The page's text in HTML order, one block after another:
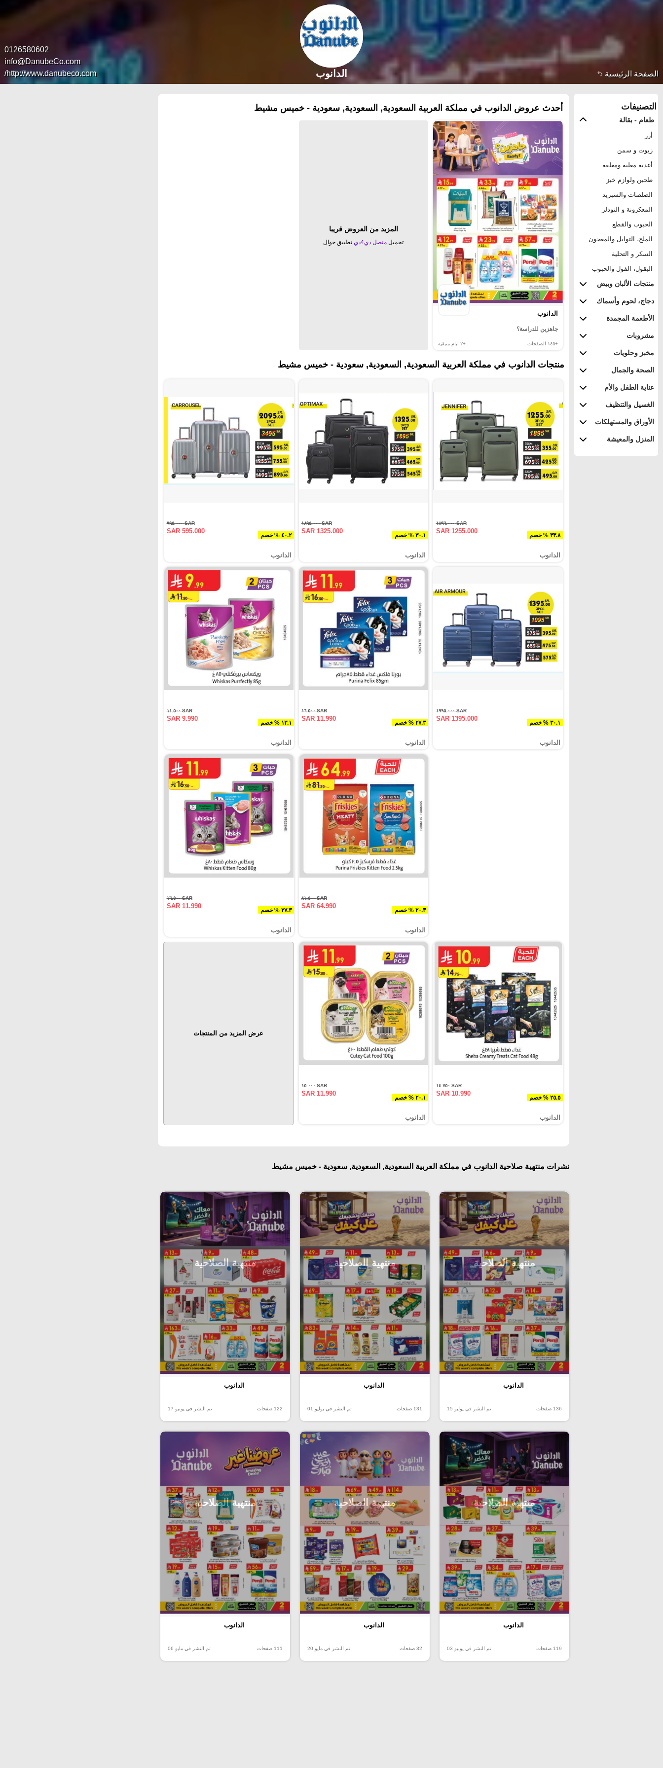
الصفحة الرئيسية
0126580602
info@DanubeCo.com
http://www.danubeco.com/
الدانوب
التصنيفات
طعام - بقالة
أرز
زيوت و سمن
أغذية معلبة ومغلفة
طحين ولوازم خبز
الصلصات والسبريد
المعكرونة و النودلز
الحبوب والقطع
الملح، التوابل والمعجون
السكر و التحلية
البقول، الفول والحبوب
منتجات الألبان وبيض
دجاج، لحوم وأسماك
الأطعمة المجمدة
مشروبات
مخبز وحلويات
الصحة والجمال
عناية الطفل والأم
الغسيل والتنظيف
الأوراق والمستهلكات
المنزل والمعيشة
أحدث عروض الدانوب في مملكة العربية السعودية, السعودية, سعودية - خميس مشيط
الدانوب
جاهزين للدراسة؟
+١٤٥ الصفحات +٢ ايام متبقية
المزيد من العروض قريبا
تحميلمتصل دي4دي تطبيق جوال
منتجات الدانوب في مملكة العربية السعودية, السعودية, سعودية - خميس مشيط
٣٣.٨ % خصم
SAR ١٨٩٦.٠٠٠
SAR 1255.000
الدانوب
٣٠.١ % خصم
SAR ١٨٩٥.٠٠٠
SAR 1325.000
الدانوب
٤٠.٢ % خصم
SAR ٩٩٥.٠٠٠
SAR 595.000
الدانوب
٣٠.١ % خصم
SAR ١٩٩٥.٠٠٠
SAR 1395.000
الدانوب
٢٧.٣ % خصم
SAR ١٦.٥٠٠
SAR 11.990
الدانوب
١٣.١ % خصم
SAR ١١.٥٠٠
SAR 9.990
الدانوب
٢٠.٣ % خصم
SAR ٨١.٥٠٠
SAR 64.990
الدانوب
٢٧.٣ % خصم
SAR ١٦.٥٠٠
SAR 11.990
الدانوب
٢٥.٥ % خصم
SAR ١٤.٧٥٠
SAR 10.990
الدانوب
٢٠.١ % خصم
SAR ١٥.٠٠٠
SAR 11.990
الدانوب
عرض المزيد من المنتجات
نشرات منتهية صلاحية الدانوب في مملكة العربية السعودية, السعودية, سعودية - خميس مشيط
منتهية الصلاحية
الدانوب
136 صفحات تم النشر في يوليو 15
منتهية الصلاحية
الدانوب
131 صفحات تم النشر في يوليو 01
منتهية الصلاحية
الدانوب
122 صفحات تم النشر في يونيو 17
منتهية الصلاحية
الدانوب
119 صفحات تم النشر في يونيو 03
منتهية الصلاحية
الدانوب
32 صفحات تم النشر في مايو 20
منتهية الصلاحية
الدانوب
111 صفحات تم النشر في مايو 06